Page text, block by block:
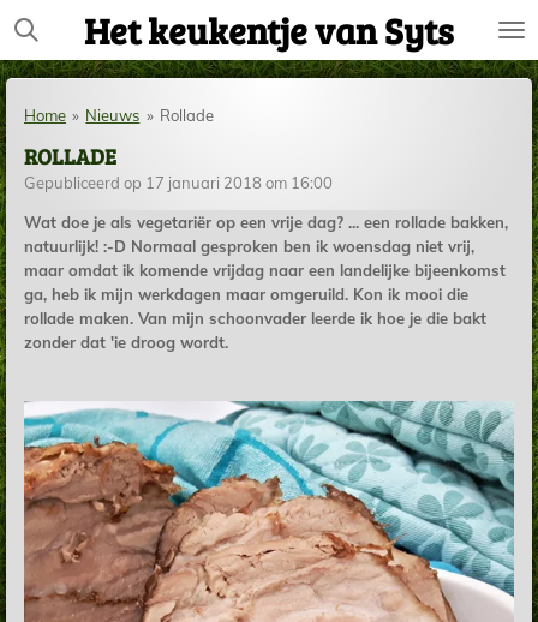
Ga
direct
naar
hoofdinhoud
Het keukentje van Syts
Home » Nieuws » Rollade
ROLLADE
Gepubliceerd op 17 januari 2018 om 16:00
Wat doe je als vegetariër op een vrije dag? ... een rollade bakken,
natuurlijk! :-D Normaal gesproken ben ik woensdag niet vrij,
maar omdat ik komende vrijdag naar een landelijke bijeenkomst
ga, heb ik mijn werkdagen maar omgeruild. Kon ik mooi die
rollade maken. Van mijn schoonvader leerde ik hoe je die bakt
zonder dat 'ie droog wordt.